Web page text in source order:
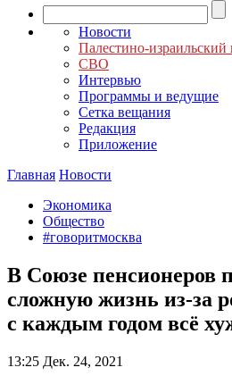
Новости
Палестино-израильский
СВО
Интервью
Программы и ведущие
Сетка вещания
Редакция
Приложение
Главная Новости
Экономика
Общество
#говоритмосква
В Союзе пенсионеров
сложную жизнь из-за
с каждым годом всё
13:25 Дек. 24, 2021